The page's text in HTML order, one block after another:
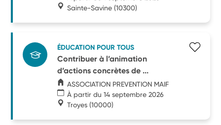
Sainte-Savine (10300)
ÉDUCATION POUR TOUS
Contribuer à l’animation
d’actions concrètes de ...
ASSOCIATION PREVENTION MAIF
À partir du 14 septembre 2026
Troyes (10000)